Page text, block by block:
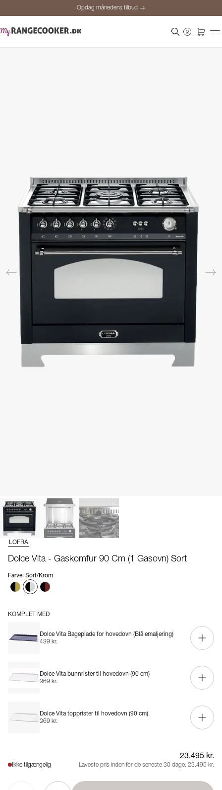
Opdag månedens tilbud →
LOFRA
Dolce Vita - Gaskomfur 90 Cm (1 Gasovn) Sort
Farve: Sort/Krom
KOMPLET MED
Dolce Vita Bageplade for hovedovn (Blå emaljering)
439 kr.
Dolce Vita bunnrister til hovedovn (90 cm)
369 kr.
Dolce Vita topprister til hovedovn (90 cm)
369 kr.
Ikke tilgængelig
23.495 kr.
Laveste pris inden for de seneste 30 dage: 23.495 kr.